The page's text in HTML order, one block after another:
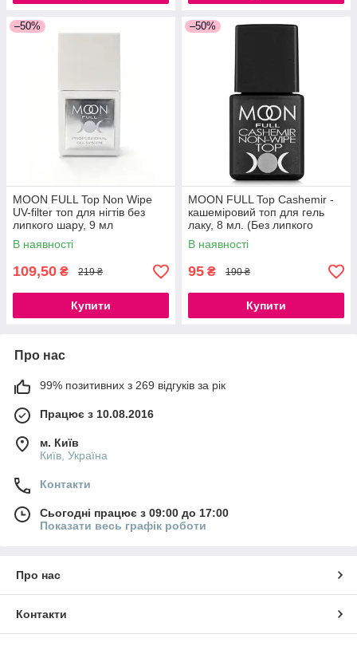
–50%
MOON FULL Top Non Wipe
UV-filter топ для нігтів без
липкого шару, 9 мл
В наявності
109,50 ₴ 219 ₴
Купити
–50%
MOON FULL Top Cashemir -
кашеміровий топ для гель
лаку, 8 мл. (Без липкого
шару)
В наявності
95 ₴ 190 ₴
Купити
Про нас
99% позитивних з 269 відгуків за рік
Працює з 10.08.2016
м. Київ
Київ, Україна
Контакти
Сьогодні працює з 09:00 до 17:00
Показати весь графік роботи
Про нас
Контакти